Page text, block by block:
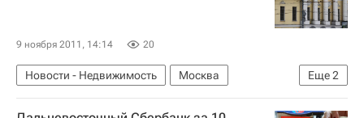
9 ноября 2011, 14:14 20
Еще2
Новости - Недвижимость
Москва
Реклама
Россия